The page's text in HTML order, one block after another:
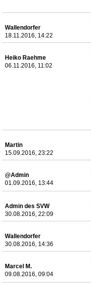
Wallendorfer
18.11.2016, 14:22
Heiko Raehme
06.11.2016, 11:02
Martin
15.09.2016, 23:22
@Admin
01.09.2016, 13:44
Admin des SVW
30.08.2016, 22:09
Wallendorfer
30.08.2016, 14:36
Marcel M.
09.08.2016, 09:04